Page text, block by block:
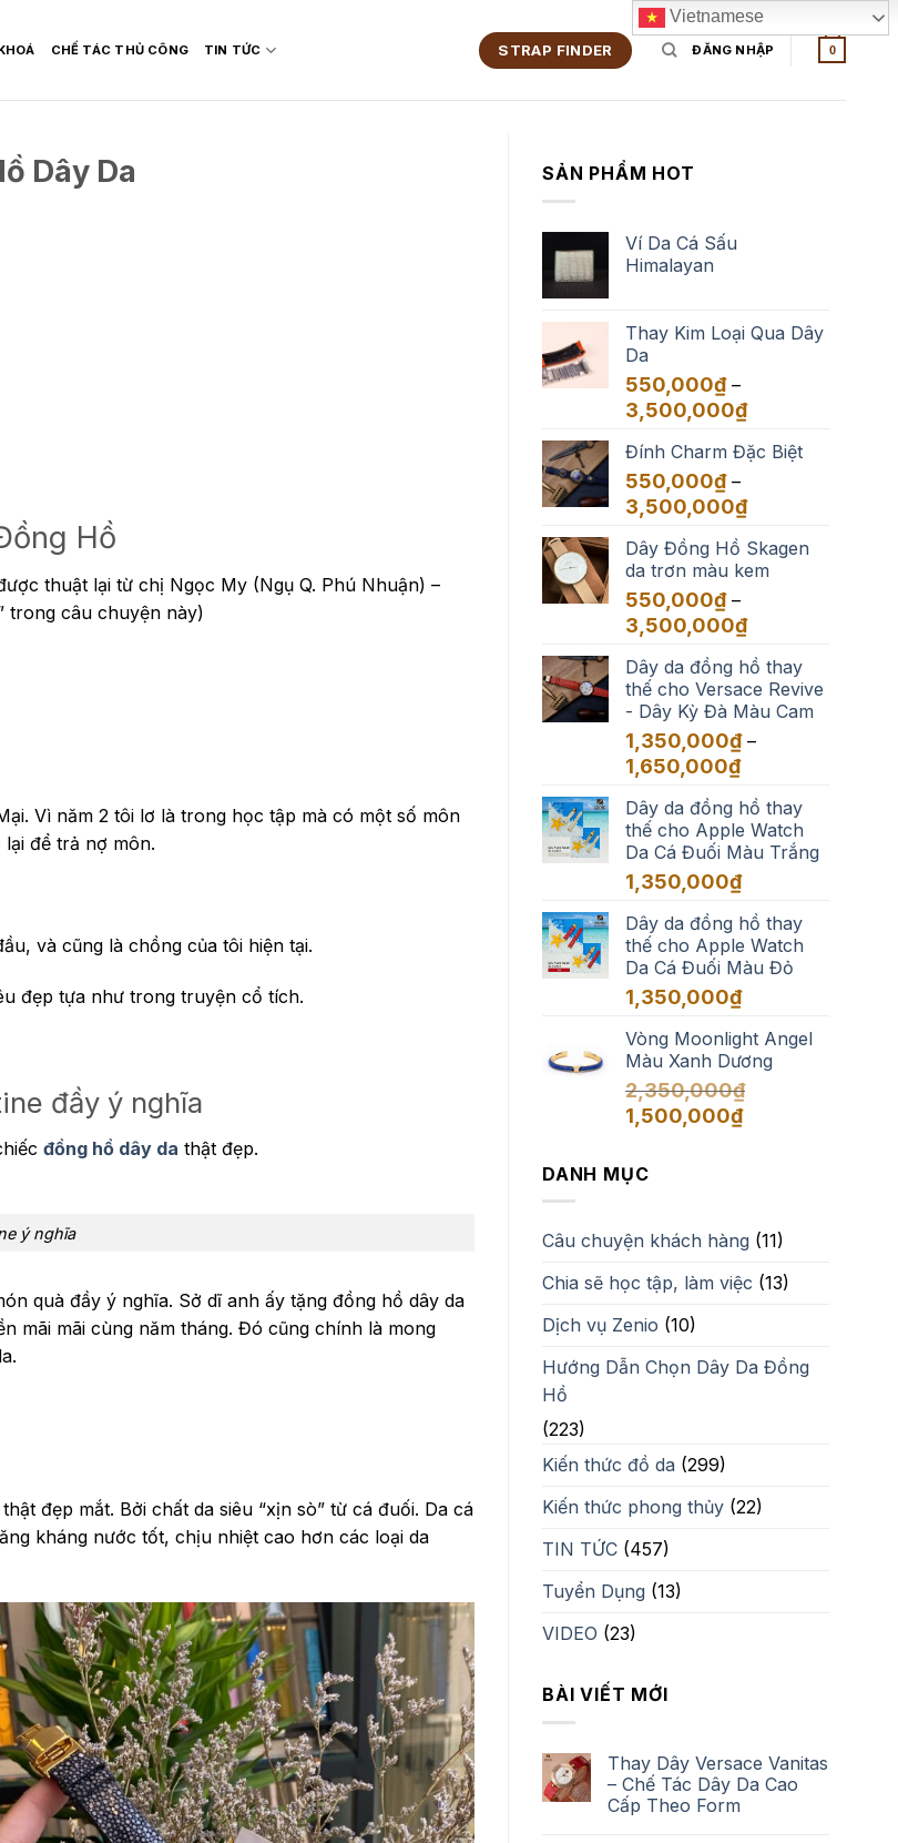
CHẾ TÁC THỦ CÔNG TIN TỨC STRAP FINDER ĐĂNG NHẬP 0
Dây Da
Hồ
thuật lại từ chị Ngọc My (Ngụ Q. Phú Nhuận) –
trong câu chuyện này)
Vì năm 2 tôi lơ là trong học tập mà có một số môn
để trả nợ môn.
và cũng là chồng của tôi hiện tại.
đẹp tựa như trong truyện cổ tích.
đầy ý nghĩa
đồng hồ dây da thật đẹp.
ý nghĩa
quà đầy ý nghĩa. Sở dĩ anh ấy tặng đồng hồ dây da
mãi mãi cùng năm tháng. Đó cũng chính là mong
đẹp mắt. Bởi chất da siêu “xịn sò” từ cá đuối. Da cá
kháng nước tốt, chịu nhiệt cao hơn các loại da
SẢN PHẨM HOT
Ví Da Cá Sấu
Himalayan
Thay Kim Loại Qua Dây
Da
550,000₫ –
3,500,000₫Khoảng
từ
đến
Đính Charm Đặc Biệt
550,000₫ –
3,500,000₫Khoảng
từ
550,000₫
3,500,000₫
Dây Đồng Hồ Skagen
da trơn màu kem
550,000₫ –
3,500,000₫Khoảng
từ
550,000₫
đến
3,500,000₫
Dây da đồng hồ thay
thế cho Versace Revive
- Dây Kỳ Đà Màu Cam
1,350,000₫ –
1,650,000₫Khoảng
từ
1,350,000₫
đến
1,650,000₫
Dây da đồng hồ thay
thế cho Apple Watch
Da Cá Đuối Màu Trắng
1,350,000₫
Dây da đồng hồ thay
thế cho Apple Watch
Da Cá Đuối Màu Đỏ
1,350,000₫
Vòng Moonlight Angel
Màu Xanh Dương
2,350,000₫
Giá
2,350,000₫.
1,500,000₫Giá
DANH MỤC
Câu chuyện khách hàng (11)
Chia sẽ học tập, làm việc (13)
Dịch vụ Zenio (10)
Hướng Dẫn Chọn Dây Da Đồng
Hồ
(223)
Kiến thức đồ da (299)
Kiến thức phong thủy (22)
TIN TỨC (457)
Tuyển Dụng (13)
VIDEO (23)
BÀI VIẾT MỚI
Thay Dây Versace Vanitas
– Chế Tác Dây Da Cao
Cấp Theo Form
Vietnamese